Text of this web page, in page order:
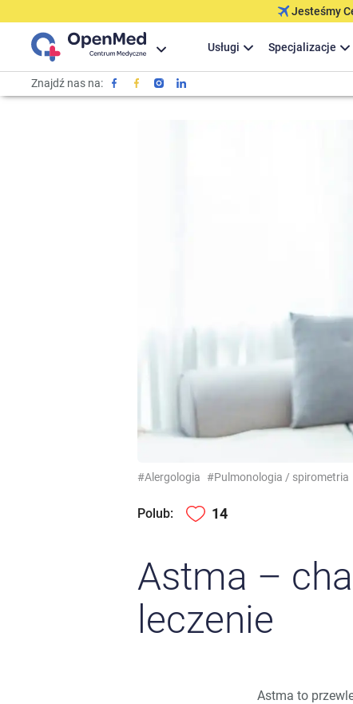
Jesteśmy
Usługi Specjalizacje
Znajdź nas na:
#Alergologia #Pulmonologia / spirometria
Polub: 14
Astma –
leczenie
Astma to